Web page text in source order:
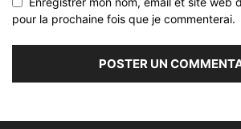
pour la prochaine fois que je commenterai.